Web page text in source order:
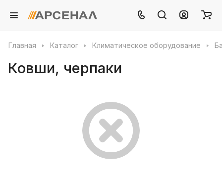
Главная Каталог Климатическое оборудование
Ковши, черпаки